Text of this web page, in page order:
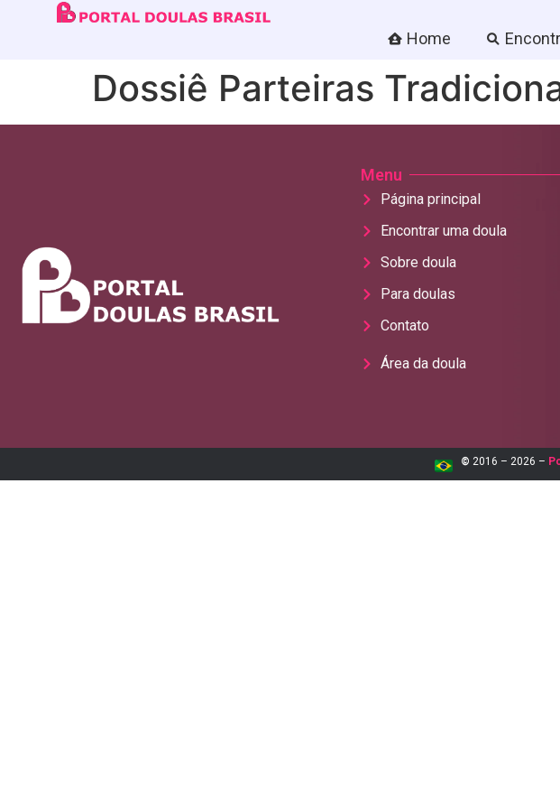
Home
Dossiê Parteiras
Menu
Página principal
Encontrar uma doula
Sobre doula
Para doulas
Contato
Área da doula
© 2016 – 2026 –